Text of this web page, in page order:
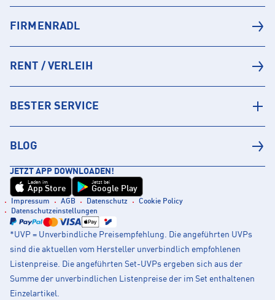
FIRMENRADL
RENT / VERLEIH
BESTER SERVICE
BLOG
JETZT APP DOWNLOADEN!
Laden im
App Store
Jetzt bei
Google Play
Impressum AGB Datenschutz
Cookie Policy
Datenschutzeinstellungen
*UVP = Unverbindliche Preisempfehlung. Die angeführten UVPs
sind die aktuellen vom Hersteller unverbindlich empfohlenen
Listenpreise. Die angeführten Set-UVPs ergeben sich aus der
Summe der unverbindlichen Listenpreise der im Set enthaltenen
Einzelartikel.